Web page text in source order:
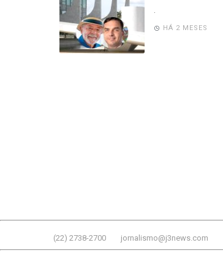
.
HÁ 2 MESES
(22) 2738-2700 jornalismo@j3news.com